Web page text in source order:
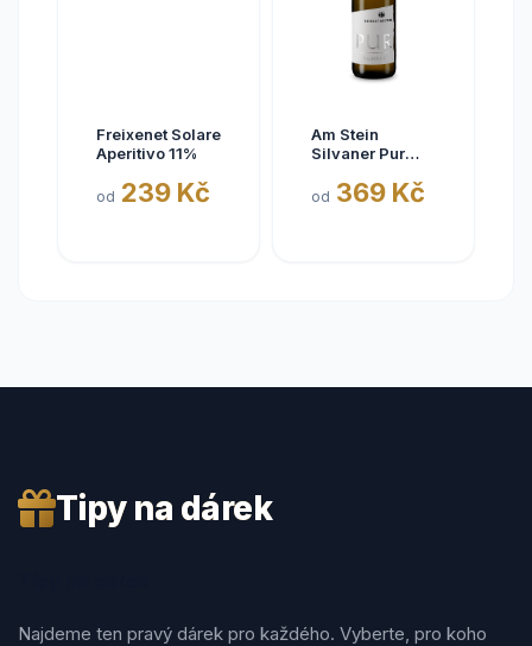
Freixenet Solare
Aperitivo 11%
od 239 Kč
Am Stein
Silvaner Pur
od 369 Kč
Tipy na dárek
Najdeme ten pravý dárek pro každého. Vyberte, pro koho